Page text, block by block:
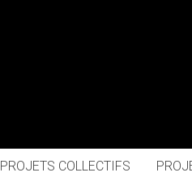
PROJETS COLLECTIFS